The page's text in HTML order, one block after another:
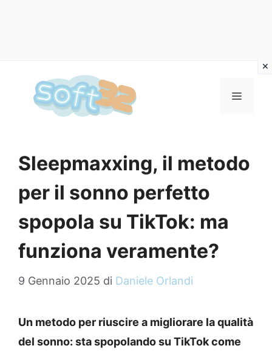
contenuto
MENU
Sleepmaxxing, il metodo
per il sonno perfetto
spopola su TikTok: ma
funziona veramente?
9 Gennaio 2025 di Daniele Orlandi
Un metodo per riuscire a migliorare la qualità
del sonno: sta spopolando su TikTok come